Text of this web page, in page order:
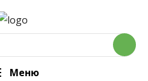
Меню